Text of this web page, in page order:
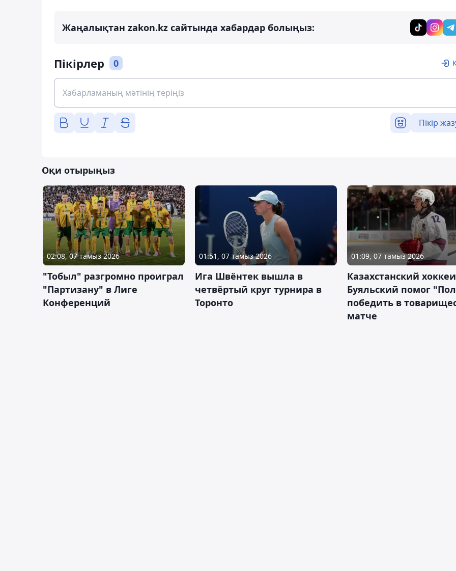
Жаңалықтан zakon.kz сайтында хабардар болыңыз:
Пікірлер 0
Пікір
Оқи отырыңыз
02:08, 07 тамыз 2026
"Тобыл" разгромно проиграл
"Партизану" в Лиге
Конференций
01:51, 07 тамыз 2026
Ига Швёнтек вышла в
четвёртый круг турнира в
Торонто
01:09, 07 тамыз 2026
Казахстанский
Буяльский помог
победить в
матче